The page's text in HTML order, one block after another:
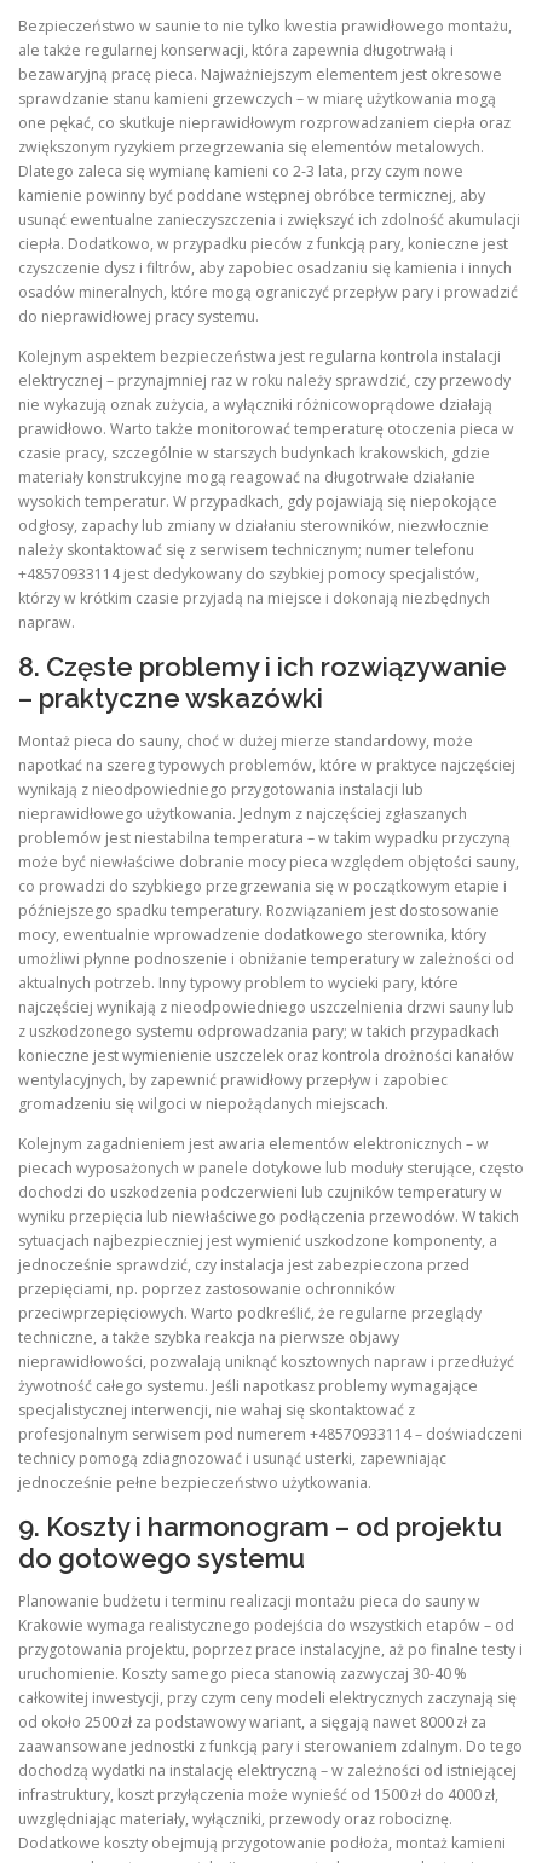
Bezpieczeństwo w saunie to nie tylko kwestia prawidłowego montażu,
ale także regularnej konserwacji, która zapewnia długotrwałą i
bezawaryjną pracę pieca. Najważniejszym elementem jest okresowe
sprawdzanie stanu kamieni grzewczych – w miarę użytkowania mogą
one pękać, co skutkuje nieprawidłowym rozprowadzaniem ciepła oraz
zwiększonym ryzykiem przegrzewania się elementów metalowych.
Dlatego zaleca się wymianę kamieni co 2‑3 lata, przy czym nowe
kamienie powinny być poddane wstępnej obróbce termicznej, aby
usunąć ewentualne zanieczyszczenia i zwiększyć ich zdolność akumulacji
ciepła. Dodatkowo, w przypadku pieców z funkcją pary, konieczne jest
czyszczenie dysz i filtrów, aby zapobiec osadzaniu się kamienia i innych
osadów mineralnych, które mogą ograniczyć przepływ pary i prowadzić
do nieprawidłowej pracy systemu.
Kolejnym aspektem bezpieczeństwa jest regularna kontrola instalacji
elektrycznej – przynajmniej raz w roku należy sprawdzić, czy przewody
nie wykazują oznak zużycia, a wyłączniki różnicowoprądowe działają
prawidłowo. Warto także monitorować temperaturę otoczenia pieca w
czasie pracy, szczególnie w starszych budynkach krakowskich, gdzie
materiały konstrukcyjne mogą reagować na długotrwałe działanie
wysokich temperatur. W przypadkach, gdy pojawiają się niepokojące
odgłosy, zapachy lub zmiany w działaniu sterowników, niezwłocznie
należy skontaktować się z serwisem technicznym; numer telefonu
+48570933114 jest dedykowany do szybkiej pomocy specjalistów,
którzy w krótkim czasie przyjadą na miejsce i dokonają niezbędnych
napraw.
8. Częste problemy i ich rozwiązywanie
– praktyczne wskazówki
Montaż pieca do sauny, choć w dużej mierze standardowy, może
napotkać na szereg typowych problemów, które w praktyce najczęściej
wynikają z nieodpowiedniego przygotowania instalacji lub
nieprawidłowego użytkowania. Jednym z najczęściej zgłaszanych
problemów jest niestabilna temperatura – w takim wypadku przyczyną
może być niewłaściwe dobranie mocy pieca względem objętości sauny,
co prowadzi do szybkiego przegrzewania się w początkowym etapie i
późniejszego spadku temperatury. Rozwiązaniem jest dostosowanie
mocy, ewentualnie wprowadzenie dodatkowego sterownika, który
umożliwi płynne podnoszenie i obniżanie temperatury w zależności od
aktualnych potrzeb. Inny typowy problem to wycieki pary, które
najczęściej wynikają z nieodpowiedniego uszczelnienia drzwi sauny lub
z uszkodzonego systemu odprowadzania pary; w takich przypadkach
konieczne jest wymienienie uszczelek oraz kontrola drożności kanałów
wentylacyjnych, by zapewnić prawidłowy przepływ i zapobiec
gromadzeniu się wilgoci w niepożądanych miejscach.
Kolejnym zagadnieniem jest awaria elementów elektronicznych – w
piecach wyposażonych w panele dotykowe lub moduły sterujące, często
dochodzi do uszkodzenia podczerwieni lub czujników temperatury w
wyniku przepięcia lub niewłaściwego podłączenia przewodów. W takich
sytuacjach najbezpieczniej jest wymienić uszkodzone komponenty, a
jednocześnie sprawdzić, czy instalacja jest zabezpieczona przed
przepięciami, np. poprzez zastosowanie ochronników
przeciwprzepięciowych. Warto podkreślić, że regularne przeglądy
techniczne, a także szybka reakcja na pierwsze objawy
nieprawidłowości, pozwalają uniknąć kosztownych napraw i przedłużyć
żywotność całego systemu. Jeśli napotkasz problemy wymagające
specjalistycznej interwencji, nie wahaj się skontaktować z
profesjonalnym serwisem pod numerem +48570933114 – doświadczeni
technicy pomogą zdiagnozować i usunąć usterki, zapewniając
jednocześnie pełne bezpieczeństwo użytkowania.
9. Koszty i harmonogram – od projektu
do gotowego systemu
Planowanie budżetu i terminu realizacji montażu pieca do sauny w
Krakowie wymaga realistycznego podejścia do wszystkich etapów – od
przygotowania projektu, poprzez prace instalacyjne, aż po finalne testy i
uruchomienie. Koszty samego pieca stanowią zazwyczaj 30‑40 %
całkowitej inwestycji, przy czym ceny modeli elektrycznych zaczynają się
od około 2500 zł za podstawowy wariant, a sięgają nawet 8000 zł za
zaawansowane jednostki z funkcją pary i sterowaniem zdalnym. Do tego
dochodzą wydatki na instalację elektryczną – w zależności od istniejącej
infrastruktury, koszt przyłączenia może wynieść od 1500 zł do 4000 zł,
uwzględniając materiały, wyłączniki, przewody oraz robociznę.
Dodatkowe koszty obejmują przygotowanie podłoża, montaż kamieni